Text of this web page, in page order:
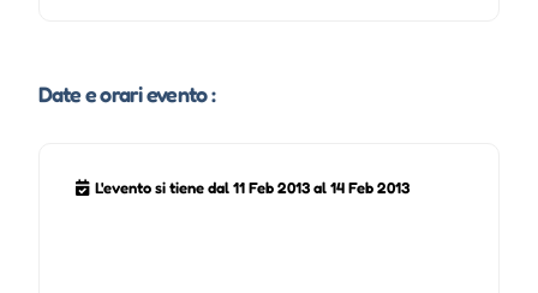
Date e orari evento :
L'evento si tiene dal 11 Feb 2013 al 14 Feb 2013